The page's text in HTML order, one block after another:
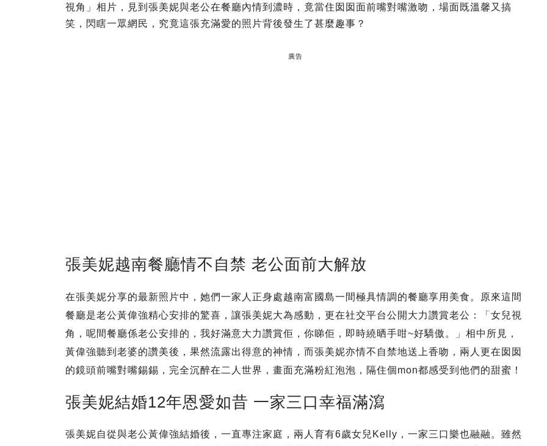
視角」相片，見到張美妮與老公在餐廳內情到濃時，竟當住囡囡面前嘴對嘴激吻，場面既溫馨又搞
笑，閃瞎一眾網民，究竟這張充滿愛的照片背後發生了甚麼趣事？
廣告
張美妮越南餐廳情不自禁 老公面前大解放
在張美妮分享的最新照片中，她們一家人正身處越南富國島一間極具情調的餐廳享用美食。原來這間
餐廳是老公黃偉強精心安排的驚喜，讓張美妮大為感動，更在社交平台公開大力讚賞老公：「女兒視
角，呢間餐廳係老公安排的，我好滿意大力讚賞佢，你睇佢，即時繞晒手咁~好驕傲。」相中所見，
黃偉強聽到老婆的讚美後，果然流露出得意的神情，而張美妮亦情不自禁地送上香吻，兩人更在囡囡
的鏡頭前嘴對嘴錫錫，完全沉醉在二人世界，畫面充滿粉紅泡泡，隔住個mon都感受到他們的甜蜜！
張美妮結婚12年恩愛如昔 一家三口幸福滿瀉
張美妮自從與老公黃偉強結婚後，一直專注家庭，兩人育有6歲女兒Kelly，一家三口樂也融融。雖然